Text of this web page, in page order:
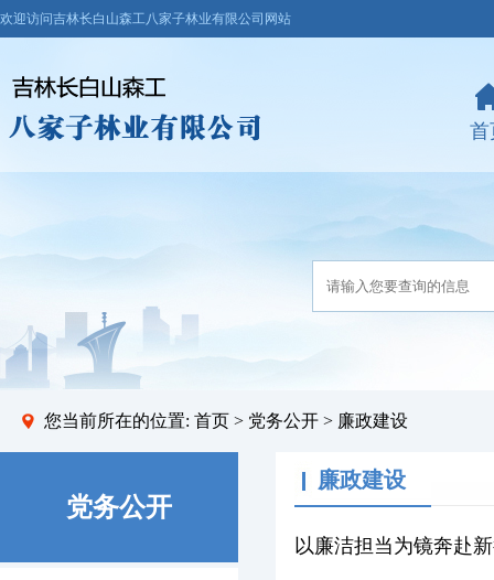
欢迎访问吉林长白山森工八家子林业有限公司网站
首
您当前所在的位置: 首页 > 党务公开 > 廉政建设
党务公开
廉政建设
以廉洁担当为镜奔赴